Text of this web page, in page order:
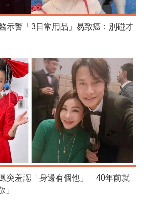
示警「3日常用品」易致癌：別碰才
突羞認「身邊有個他」 40年前就
」